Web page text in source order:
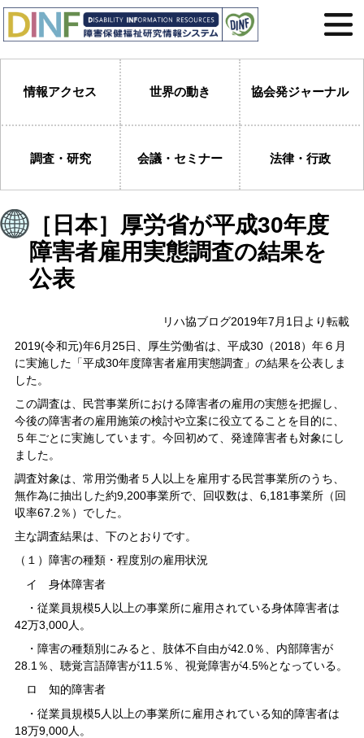
情報アクセス 世界の動き 協会発ジャーナル
調査・研究 会議・セミナー 法律・行政
［日本］厚労省が平成30年度
障害者雇用実態調査の結果を
公表
リハ協ブログ2019年7月1日より転載
2019(令和元)年6月25日、厚生労働省は、平成30（2018）年６月
に実施した「平成30年度障害者雇用実態調査」の結果を公表しま
した。
この調査は、民営事業所における障害者の雇用の実態を把握し、
今後の障害者の雇用施策の検討や立案に役立てることを目的に、
５年ごとに実施しています。今回初めて、発達障害者も対象にし
ました。
調査対象は、常用労働者５人以上を雇用する民営事業所のうち、
無作為に抽出した約9,200事業所で、回収数は、6,181事業所（回
収率67.2％）でした。
主な調査結果は、下のとおりです。
（１）障害の種類・程度別の雇用状況
イ 身体障害者
・従業員規模5人以上の事業所に雇用されている身体障害者は
42万3,000人。
・障害の種類別にみると、肢体不自由が42.0％、内部障害が
28.1％、聴覚言語障害が11.5％、視覚障害が4.5%となっている。
ロ 知的障害者
・従業員規模5人以上の事業所に雇用されている知的障害者は
18万9,000人。